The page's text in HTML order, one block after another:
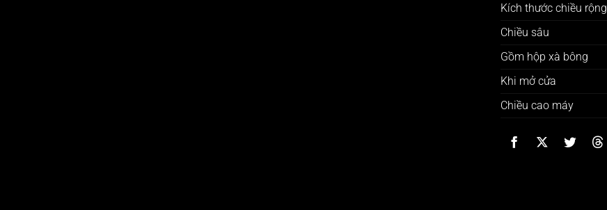
Kích thước chiều rộng
Chiều sâu
Gồm hộp xà bông
Khi mở cửa
Chiều cao máy